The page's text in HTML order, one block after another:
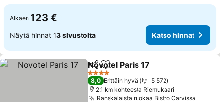
Alkaen 123 €
Näytä hinnat 13 sivustolta Katso hinnat
Jaa Lisää suosikkeihin
Novotel Paris 17
4 Tähtiluokitus
8,0 Erittäin hyvä
5 572
2.1 km kohteesta Riemukaari
Ranskalaista ruokaa Bistro Carvissa